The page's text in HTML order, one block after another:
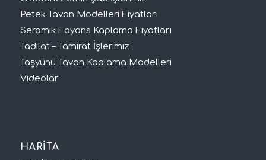
Petek Tavan Modelleri Fiyatları
Seramik Fayans Kaplama Fiyatları
Tadilat – Tamirat İşlerimiz
Taşyünü Tavan Kaplama Modelleri
Videolar
HARİTA